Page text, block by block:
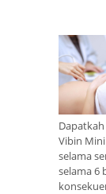
Vibin
selama
selama 6